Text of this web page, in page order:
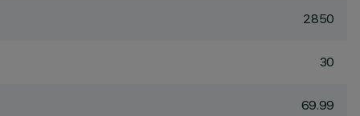
2850
30
69.99